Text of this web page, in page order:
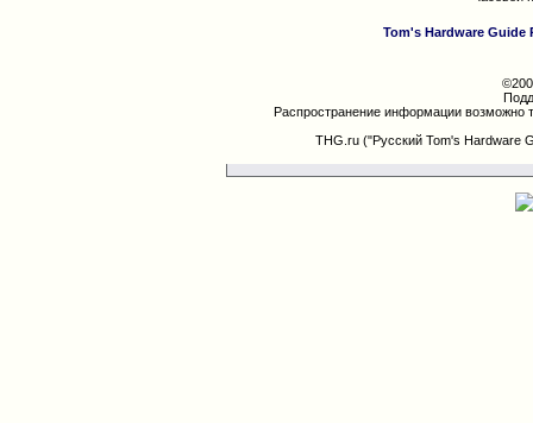
Tom's Hardware Guide
Распространение информации возможно
THG.ru ("Русский Tom's Hardware